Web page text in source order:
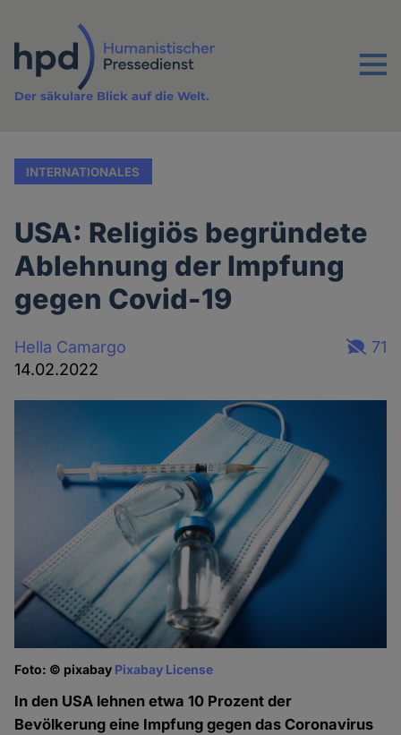
Inhalt
Menu
Der säkulare Blick auf die Welt.
INTERNATIONALES
USA: Religiös begründete
Ablehnung der Impfung
gegen Covid-19
Hella Camargo
14.02.2022
71
Foto: © pixabay Pixabay License
In den USA lehnen etwa 10 Prozent der
Bevölkerung eine Impfung gegen das Coronavirus